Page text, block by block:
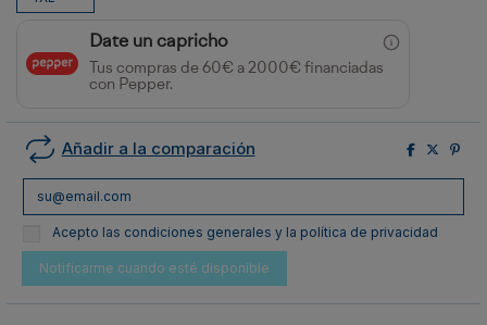
Date un capricho
Tus compras de 60€ a 2000€ financiadas
con Pepper.
Añadir a la comparación
Acepto las condiciones generales y la política de privacidad